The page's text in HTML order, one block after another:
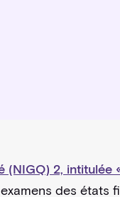
2, intitulée
des états